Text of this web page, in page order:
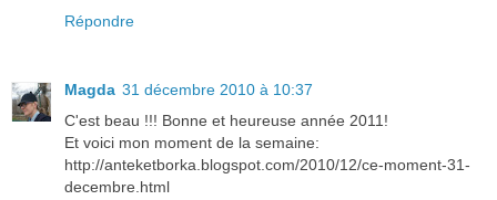
Répondre
Magda 31 décembre 2010 à 10:37
C'est beau !!! Bonne et heureuse année 2011!
Et voici mon moment de la semaine:
http://anteketborka.blogspot.com/2010/12/ce-moment-31-
decembre.html